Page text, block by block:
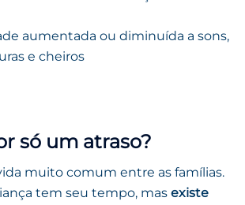
aumentada ou diminuída a sons,
e cheiros
só um atraso?
muito comum entre as famílias.
tem seu tempo, mas existe